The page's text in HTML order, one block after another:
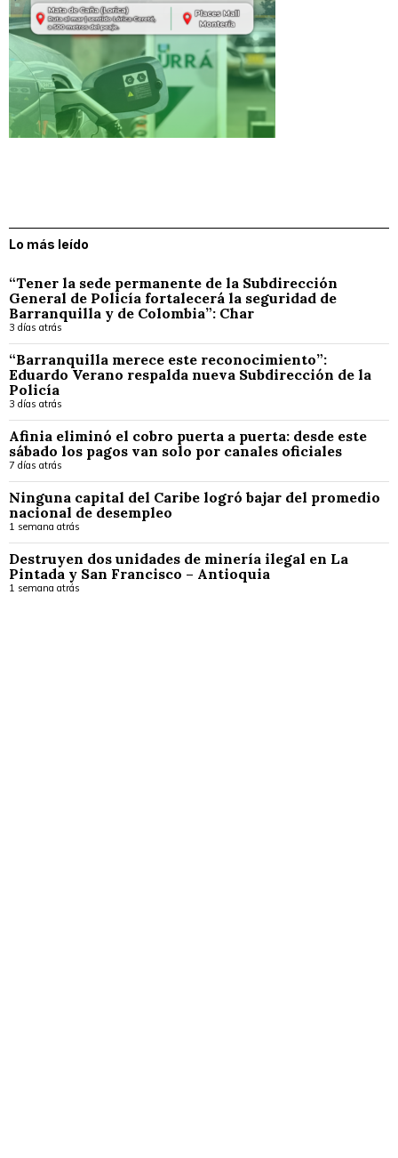
Lo más leído
“Tener la sede permanente de la Subdirección
General de Policía fortalecerá la seguridad de
Barranquilla y de Colombia”: Char
3 días atrás
“Barranquilla merece este reconocimiento”:
Eduardo Verano respalda nueva Subdirección de la
Policía
3 días atrás
Afinia eliminó el cobro puerta a puerta: desde este
sábado los pagos van solo por canales oficiales
7 días atrás
Ninguna capital del Caribe logró bajar del promedio
nacional de desempleo
1 semana atrás
Destruyen dos unidades de minería ilegal en La
Pintada y San Francisco – Antioquia
1 semana atrás